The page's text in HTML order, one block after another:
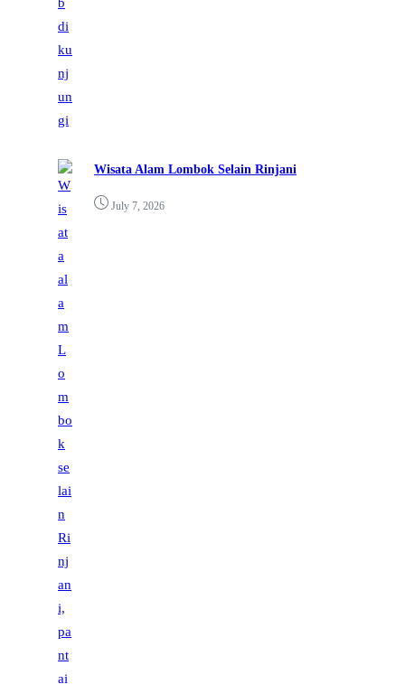
Wisata Alam Lombok Selain Rinjani
July 7, 2026